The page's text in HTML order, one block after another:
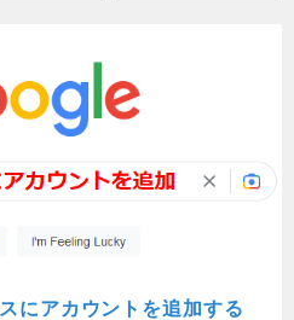
にアカウントを追加する